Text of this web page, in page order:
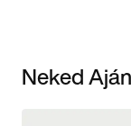
Neked